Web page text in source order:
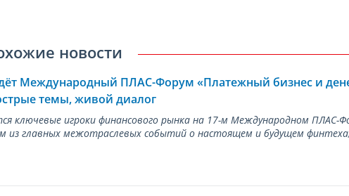
новости
Международный ПЛАС-Форум «Платежный бизнес и
темы, живой диалог
ключевые игроки финансового рынка на 17-м Международном
из главных межотраслевых событий о настоящем и будущем